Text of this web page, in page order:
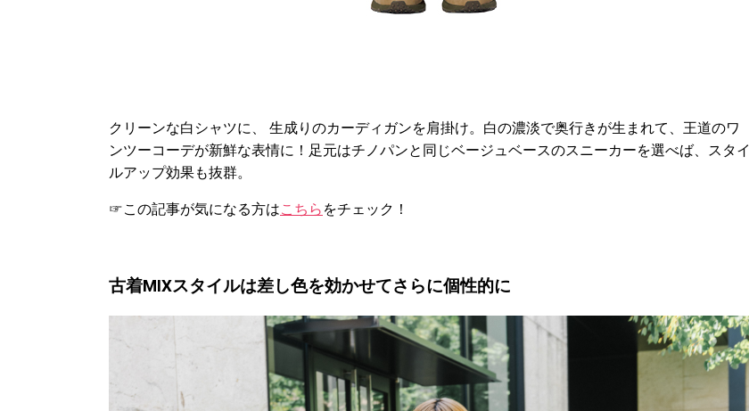
クリーンな白シャツに、 生成りのカーディガンを肩掛け。白の濃淡で奥行きが生まれて、王道のワ
ンツーコーデが新鮮な表情に！足元はチノパンと同じベージュベースのスニーカーを選べば、スタイ
ルアップ効果も抜群。
☞この記事が気になる方はこちらをチェック！
古着MIXスタイルは差し色を効かせてさらに個性的に